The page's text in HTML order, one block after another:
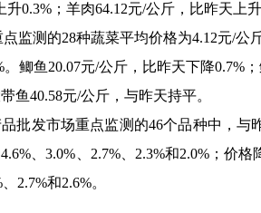
升0.3%；羊肉64.12元/公斤，比昨天上
监测的28种蔬菜平均价格为4.12元/公
鲫鱼20.07元/公斤，比昨天下降0.7%
鱼40.58元/公斤，与昨天持平。
批发市场重点监测的46个品种中，与
、3.0%、2.7%、2.3%和2.0%；价
2.7%和2.6%。